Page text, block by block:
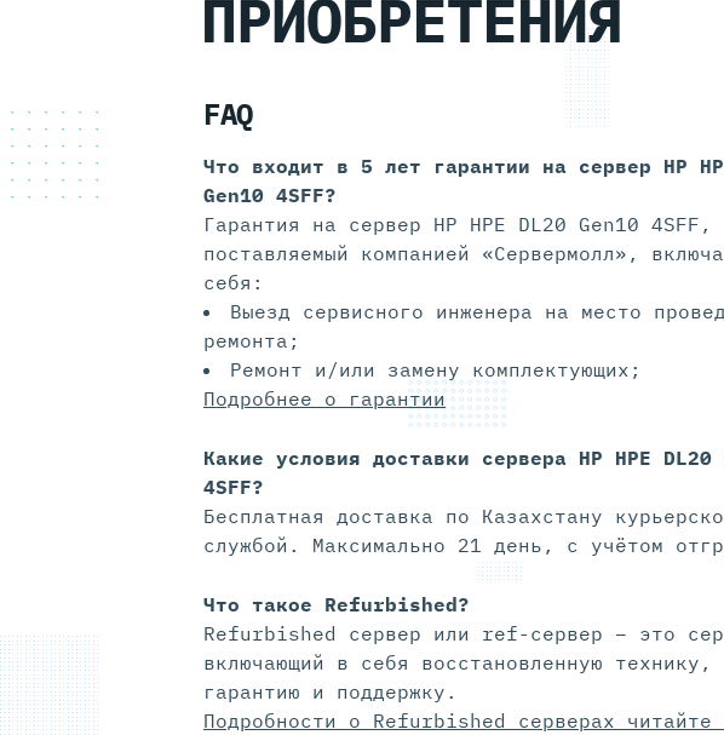
ПРИОБРЕТЕНИЯ
FAQ
Что входит в 5 лет гарантии на сервер HP
Gen10 4SFF?
Гарантия на сервер HP HPE DL20 Gen10 4SFF,
поставляемый компанией «Сервермолл»,
себя:
Выезд сервисного инженера на место
ремонта;
Ремонт и/или замену комплектующих;
Подробнее о гарантии
Какие условия доставки сервера HP HPE DL20
4SFF?
Бесплатная доставка по Казахстану
службой. Максимально 21 день, с учётом
Что такое Refurbished?
Refurbished сервер или ref-сервер – это
включающий в себя восстановленную технику,
гарантию и поддержку.
Подробности о Refurbished серверах читайте